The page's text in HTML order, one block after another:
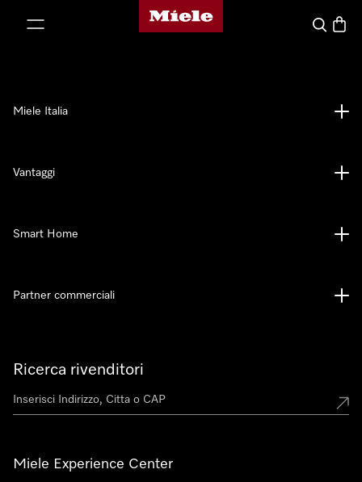
Homepage di Miele
Cerca
Ricerca rivenditori
Miele Experience Center
Miele Italia
Vantaggi
Smart Home
Partner commerciali